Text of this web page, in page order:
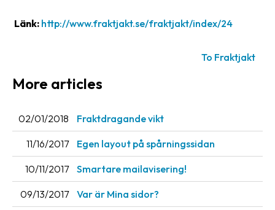
conditions
and
content
Länk: http://www.fraktjakt.se/fraktjakt/index/24
To Fraktjakt
More articles
02/01/2018 Fraktdragande vikt
11/16/2017 Egen layout på spårningssidan
10/11/2017 Smartare mailavisering!
09/13/2017 Var är Mina sidor?